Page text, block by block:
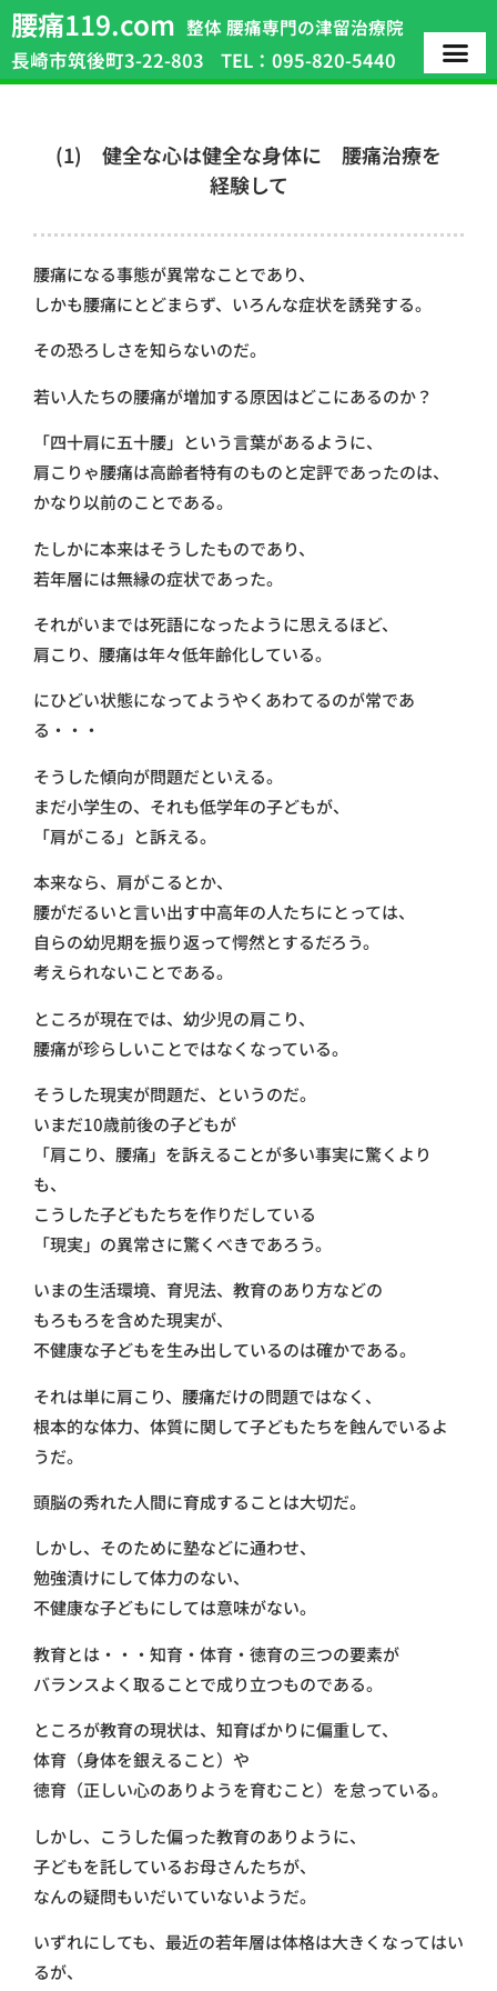
腰痛119.com 整体 腰痛専門の津留治療院
長崎市筑後町3-22-803 TEL：095-820-5440
(1) 健全な心は健全な身体に 腰痛治療を
経験して
腰痛になる事態が異常なことであり、
しかも腰痛にとどまらず、いろんな症状を誘発する。
その恐ろしさを知らないのだ。
若い人たちの腰痛が増加する原因はどこにあるのか？
「四十肩に五十腰」という言葉があるように、
肩こりゃ腰痛は高齢者特有のものと定評であったのは、
かなり以前のことである。
たしかに本来はそうしたものであり、
若年層には無縁の症状であった。
それがいまでは死語になったように思えるほど、
肩こり、腰痛は年々低年齢化している。
にひどい状態になってようやくあわてるのが常であ
る・・・
そうした傾向が問題だといえる。
まだ小学生の、それも低学年の子どもが、
「肩がこる」と訴える。
本来なら、肩がこるとか、
腰がだるいと言い出す中高年の人たちにとっては、
自らの幼児期を振り返って愕然とするだろう。
考えられないことである。
ところが現在では、幼少児の肩こり、
腰痛が珍らしいことではなくなっている。
そうした現実が問題だ、というのだ。
いまだ10歳前後の子どもが
「肩こり、腰痛」を訴えることが多い事実に驚くより
も、
こうした子どもたちを作りだしている
「現実」の異常さに驚くべきであろう。
いまの生活環境、育児法、教育のあり方などの
もろもろを含めた現実が、
不健康な子どもを生み出しているのは確かである。
それは単に肩こり、腰痛だけの問題ではなく、
根本的な体力、体質に関して子どもたちを蝕んでいるよ
うだ。
頭脳の秀れた人間に育成することは大切だ。
しかし、そのために塾などに通わせ、
勉強漬けにして体力のない、
不健康な子どもにしては意味がない。
教育とは・・・知育・体育・徳育の三つの要素が
バランスよく取ることで成り立つものである。
ところが教育の現状は、知育ばかりに偏重して、
体育（身体を銀えること）や
徳育（正しい心のありようを育むこと）を怠っている。
しかし、こうした偏った教育のありように、
子どもを託しているお母さんたちが、
なんの疑問もいだいていないようだ。
いずれにしても、最近の若年層は体格は大きくなってはい
るが、